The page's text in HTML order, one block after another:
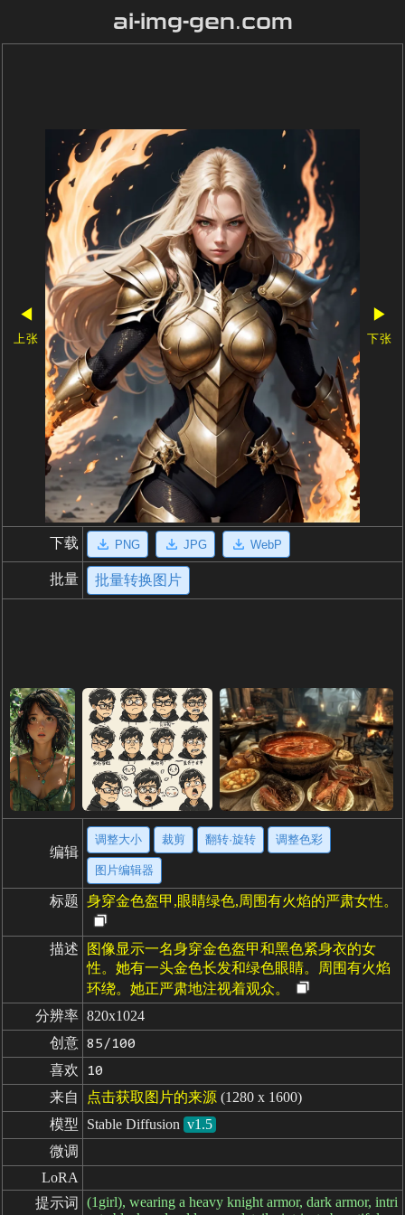
ai-img-gen.com
◀
上张
▶
下张
下载 PNG JPG WebP
批量 批量转换图片
编辑
调整大小 裁剪 翻转·旋转 调整色彩
图片编辑器
标题 身穿金色盔甲,眼睛绿色,周围有火焰的严肃女性。
描述
图像显示一名身穿金色盔甲和黑色紧身衣的女
性。她有一头金色长发和绿色眼睛。周围有火焰
环绕。她正严肃地注视着观众。
分辨率 820x1024
创意 85/100
喜欢 10
来自 点击获取图片的来源 (1280 x 1600)
模型
Stable Diffusion v1.5
微调
LoRA
提示词
(1girl), wearing a heavy knight armor, dark armor, intri